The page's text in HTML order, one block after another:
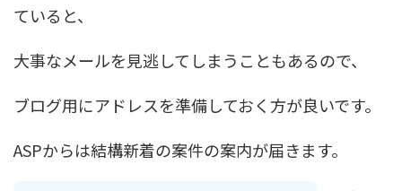
ていると、
大事なメールを見逃してしまうこともあるので、
ブログ用にアドレスを準備しておく方が良いです。
ASPからは結構新着の案件の案内が届きます。